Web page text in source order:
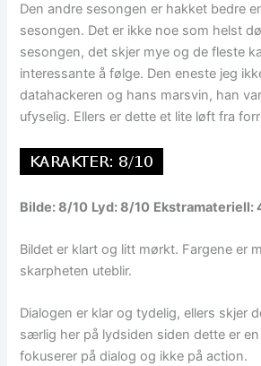
Den andre sesongen er hakket bedre
sesongen. Det er ikke noe som helst
sesongen, det skjer mye og de fleste
interessante å følge. Den eneste jeg
datahackeren og hans marsvin, han
ufyselig. Ellers er dette et lite løft fra
Bilde: 8/10 Lyd: 8/10 Ekstramateriell:
Bildet er klart og litt mørkt. Fargene er
skarpheten uteblir.
Dialogen er klar og tydelig, ellers skjer
særlig her på lydsiden siden dette er
fokuserer på dialog og ikke på action.